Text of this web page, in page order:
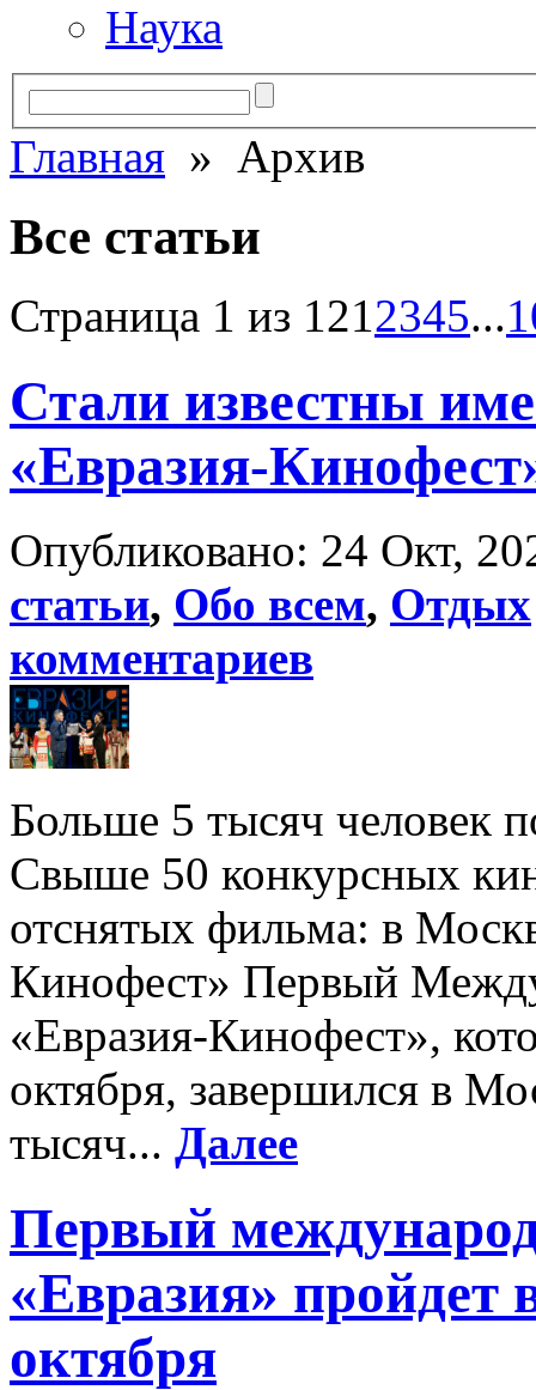
Наука
Главная » Архив
Все статьи
Страница 1 из 1212345...
Стали известны
«Евразия-
Опубликовано: 24 Окт,
статьи, Обо всем, Отдых
комментариев
Больше 5 тысяч человек
Свыше 50 конкурсных
отснятых фильма: в
Кинофест» Первый
«Евразия-Кинофест»,
октября, завершился в
тысяч... Далее
Первый
«Евразия» пройдет
октября